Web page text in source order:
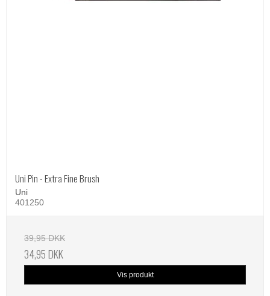
Uni Pin - Extra Fine Brush
Uni
401250
39,95 DKK
34,95 DKK
Vis produkt